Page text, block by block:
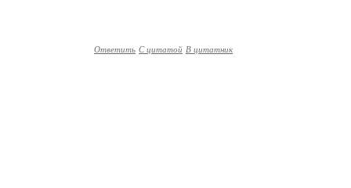
Ответить С цитатой В цитатник